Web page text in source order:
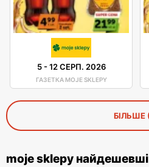
5-12 СЕРП. 2026
ГАЗЕТКА MOJE SKLEPY
БІЛЬШЕ
moje sklepy